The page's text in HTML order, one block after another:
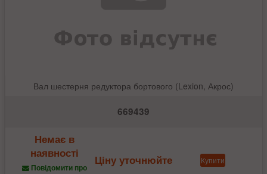
Вал шестерня редуктора бортового (Lexion, Акрос)
669439
Немає в
наявності
Повідомити про
Ціну уточнюйте Купити